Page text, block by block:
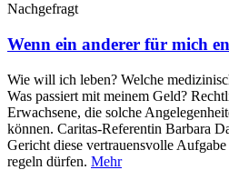
Nachgefragt
Wenn ein anderer für mich
Wie will ich leben? Welche
Was passiert mit meinem Geld?
Erwachsene, die solche
können. Caritas-Referentin Barbara
Gericht diese vertrauensvolle
regeln dürfen. Mehr